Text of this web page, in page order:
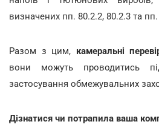
визначених пп. 80.2.2, 80.2.3 та
Разом з цим, камеральні
вони можуть проводитись
застосування обмежувальних
Дізнатися чи потрапила ваша